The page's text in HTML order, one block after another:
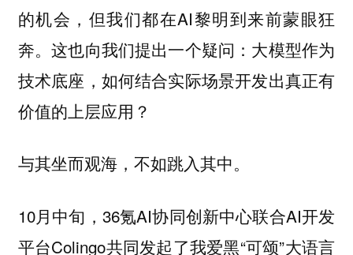
的机会，但我们都在AI黎明到来前蒙眼狂
奔。这也向我们提出一个疑问： 大模型作为
技术底座，如何结合实际场景开发出真正有
价值的上层应用？
与其坐而观海，不如跳入其中。
10月中旬，36氪AI协同创新中心联合AI开发
平台Colingo共同发起了我爱黑“可颂”大语言